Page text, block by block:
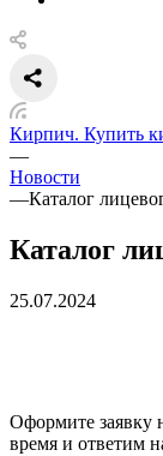
Кирпич. Купить
—
Новости
—Каталог
Каталог
25.07.2024
Оформите заявку
время и ответим